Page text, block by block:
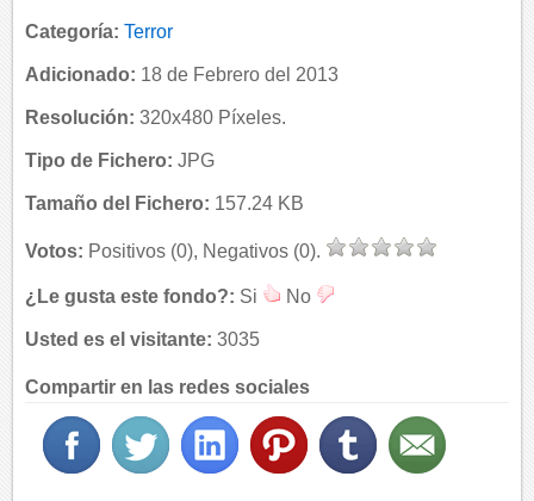
Categoría: Terror
Adicionado: 18 de Febrero del 2013
Resolución: 320x480 Píxeles.
Tipo de Fichero: JPG
Tamaño del Fichero: 157.24 KB
Votos: Positivos (0), Negativos (0).
¿Le gusta este fondo?: Si No
Usted es el visitante: 3035
Compartir en las redes sociales